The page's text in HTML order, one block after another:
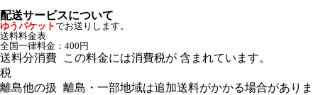
配送サービスについて
ゆうパケットでお送りします。
送料料金表
全国一律料金：400円
送料分消費
税
この料金には消費税が 含まれています。
離島他の扱
離島・一部地域は追加送料がかかる場合がありま